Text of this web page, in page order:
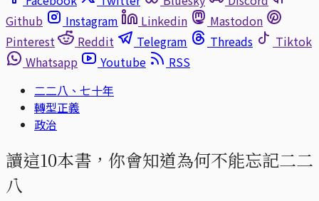
Github
Instagram Linkedin
Mastodon
Pinterest
Reddit Telegram Threads
Tiktok
Whatsapp
Youtube
RSS
二二八、七十年
轉型正義
政治
讀這10本書，你會知道為何不能忘記二二
八